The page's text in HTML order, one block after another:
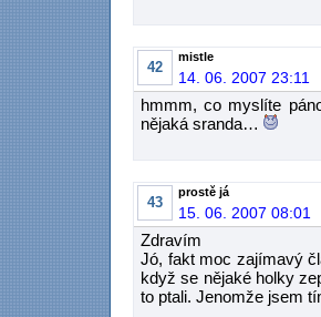
42
mistle
14. 06. 2007 23:11
hmmm, co myslíte
nějaká sranda…
43
prostě já
15. 06. 2007 08:01
Zdravím
Jó, fakt moc zajímavý
když se nějaké holky
to ptali. Jenomže jsem